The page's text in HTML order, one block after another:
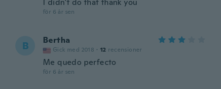
I didn't do that thank you
för 6 år sen
B Bertha
Gick med 2018 · 12 recensioner
Me quedo perfecto
för 6 år sen